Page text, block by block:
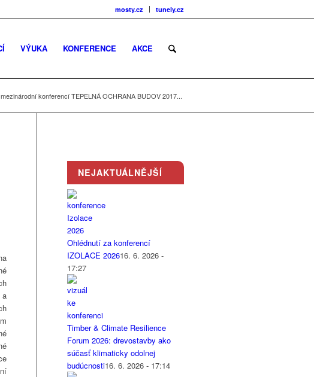
mosty.cz tunely.cz
VÝUKA KONFERENCE AKCE
konferencí TEPELNÁ OCHRANA BUDOV 2017...
a
NEJAKTUÁLNĚJŠÍ
Ohlédnutí za konferencí
IZOLACE 202616. 6. 2026 -
17:27
Timber & Climate Resilience
Forum 2026: drevostavby ako
súčasť klimaticky odolnej
budúcnosti16. 6. 2026 - 17:14